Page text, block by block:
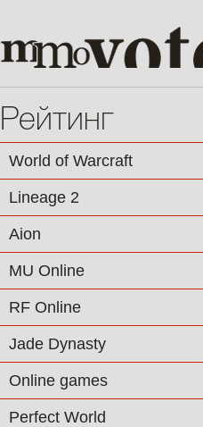
Рейтинг
World of Warcraft
Lineage 2
Aion
MU Online
RF Online
Jade Dynasty
Online games
Perfect World